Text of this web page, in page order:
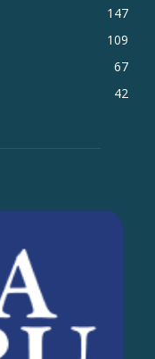
147
109
67
42